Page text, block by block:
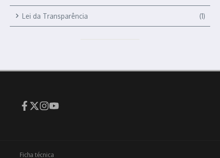
Lei da Transparência (1)
Ficha técnica